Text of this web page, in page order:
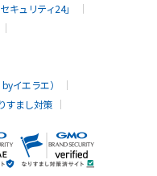
キュリティ24」
イエラエ）
すまし対策